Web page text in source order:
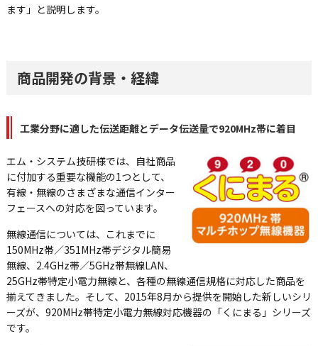
ます」と説明します。
商品開発の背景・経緯
工業分野に適した伝送距離とデータ伝送量で920MHz帯に着目
エム・システム技研様では、自社商品
に付加する重要な機能の1つとして、
有線・無線のさまざまな通信インター
フェースへの対応を図っています。
無線通信については、これまでに
150MHz帯／351MHz帯デジタル簡易
無線、2.4GHz帯／5GHz帯無線LAN、
25GHz帯特定小電力無線と、各種の無線通信規格に対応した商品を
揃えてきました。そして、2015年8月から提供を開始した新しいシリ
ーズが、920MHz帯特定小電力無線対応機器の「くにまる」シリーズ
です。